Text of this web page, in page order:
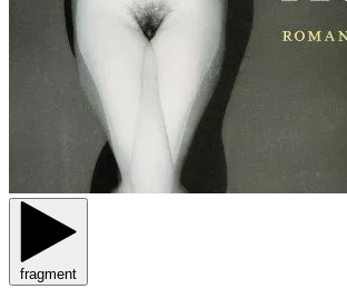
fragment